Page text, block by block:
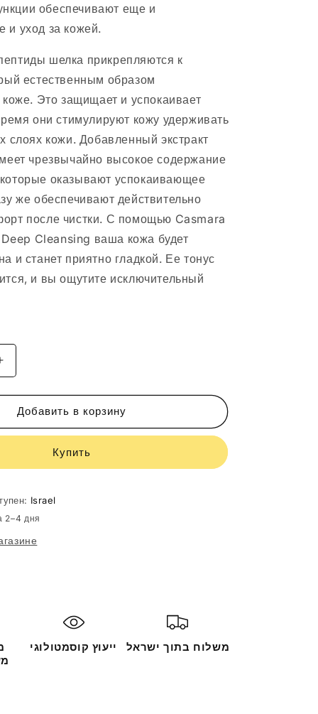
обеспечивают еще и
и уход за кожей.
шелка прикрепляются к
естественным образом
коже. Это защищает и успокаивает
они стимулируют кожу удерживать
слоях кожи. Добавленный экстракт
чрезвычайно высокое содержание
оказывают успокаивающее
же обеспечивают действительно
после чистки. С помощью Casmara
Cleansing ваша кожа будет
и станет приятно гладкой. Ее тонус
и вы ощутите исключительный
Увеличить
Cleanser
Добавить в корзину
Купить
Israel
2–4 дня
ייעוץ קוסמטולוגי משלוח בתוך ישראל